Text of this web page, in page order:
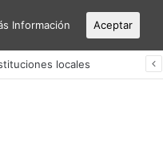
Alicante-Elche
Información Aceptar